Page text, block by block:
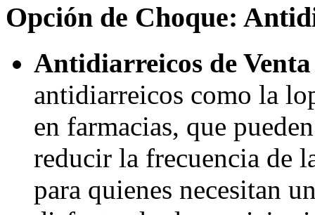
Opción de Choque:
Antidiarreicos de
antidiarreicos como la
en farmacias, que
reducir la frecuencia de
para quienes necesitan